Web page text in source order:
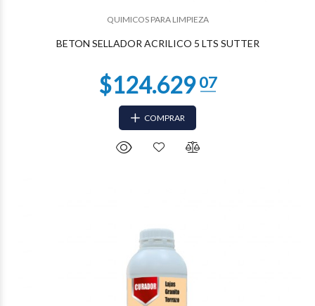
QUIMICOS PARA LIMPIEZA
BETON SELLADOR ACRILICO 5 LTS SUTTER
COMPRAR